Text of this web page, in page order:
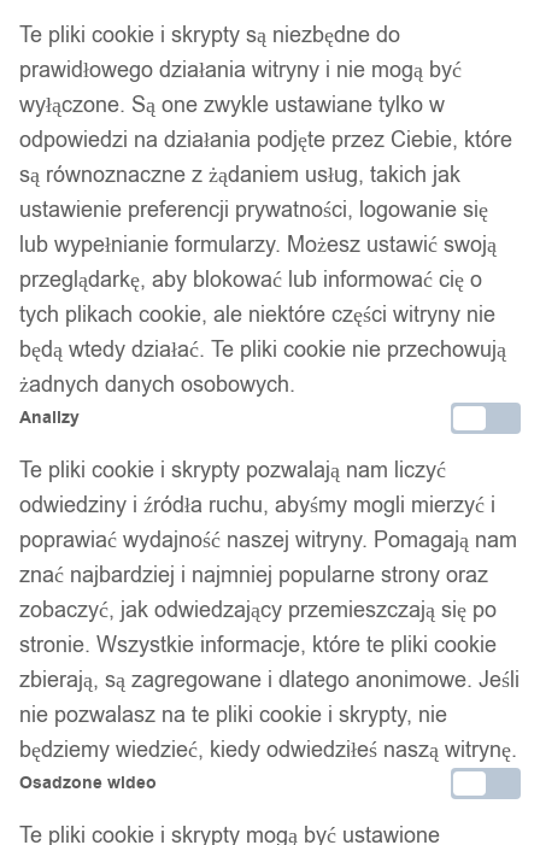
Te pliki cookie i skrypty są niezbędne do
prawidłowego działania witryny i nie mogą być
wyłączone. Są one zwykle ustawiane tylko w
odpowiedzi na działania podjęte przez Ciebie, które
są równoznaczne z żądaniem usług, takich jak
ustawienie preferencji prywatności, logowanie się
lub wypełnianie formularzy. Możesz ustawić swoją
przeglądarkę, aby blokować lub informować cię o
tych plikach cookie, ale niektóre części witryny nie
będą wtedy działać. Te pliki cookie nie przechowują
żadnych danych osobowych.
Analizy
Te pliki cookie i skrypty pozwalają nam liczyć
odwiedziny i źródła ruchu, abyśmy mogli mierzyć i
poprawiać wydajność naszej witryny. Pomagają nam
znać najbardziej i najmniej popularne strony oraz
zobaczyć, jak odwiedzający przemieszczają się po
stronie. Wszystkie informacje, które te pliki cookie
zbierają, są zagregowane i dlatego anonimowe. Jeśli
nie pozwalasz na te pliki cookie i skrypty, nie
będziemy wiedzieć, kiedy odwiedziłeś naszą witrynę.
Osadzone wideo
Te pliki cookie i skrypty mogą być ustawione